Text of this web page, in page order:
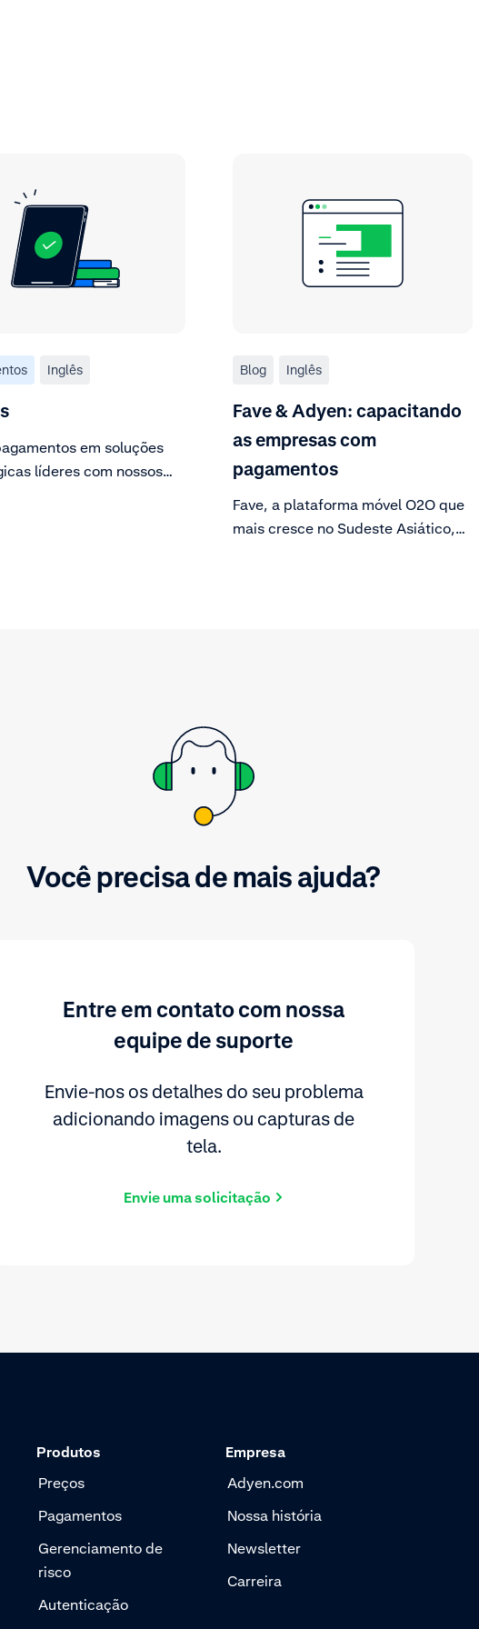
Inglês
em soluções
líderes com nossos
Blog Inglês
Fave & Adyen: capacitando
as empresas com
pagamentos
Fave, a plataforma móvel O2O que
mais cresce no Sudeste Asiático,
Você precisa de mais ajuda?
Entre em contato com nossa
equipe de suporte
Envie-nos os detalhes do seu problema
adicionando imagens ou capturas de
tela.
Envie uma solicitação
Produtos
Preços
Pagamentos
Gerenciamento de
risco
Autenticação
Empresa
Adyen.com
Nossa história
Newsletter
Carreira